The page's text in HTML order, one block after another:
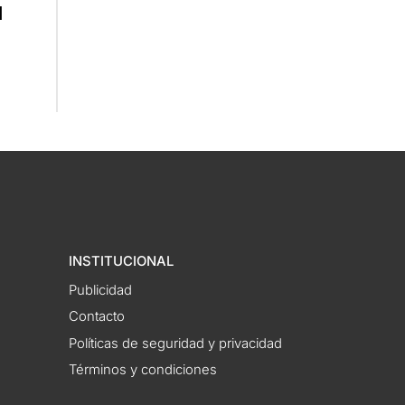
INSTITUCIONAL
Publicidad
Contacto
Políticas de seguridad y privacidad
Términos y condiciones